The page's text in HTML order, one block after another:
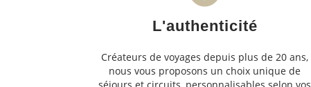
L'authenticité
Créateurs de voyages depuis plus de 20 ans,
nous vous proposons un choix unique de